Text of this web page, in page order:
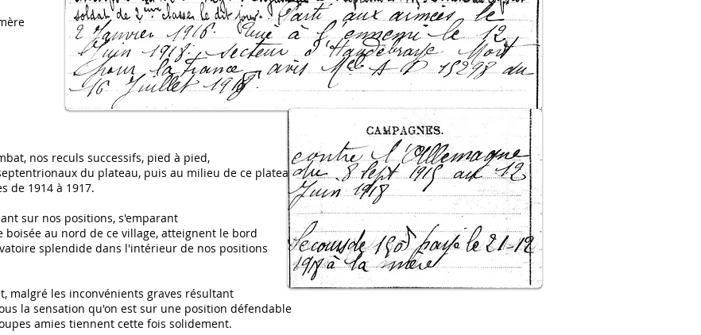
nos reculs successifs, pied à pied,
du plateau, puis au milieu de ce plateau,
de 1914 à 1917.
sur nos positions, s'emparant
boisée au nord de ce village, atteignent le bord
splendide dans l'intérieur de nos positions
malgré les inconvénients graves résultant
la sensation qu'on est sur une position défendable
amies tiennent cette fois solidement.